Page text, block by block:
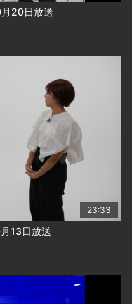
20日放送
23:33
13日放送